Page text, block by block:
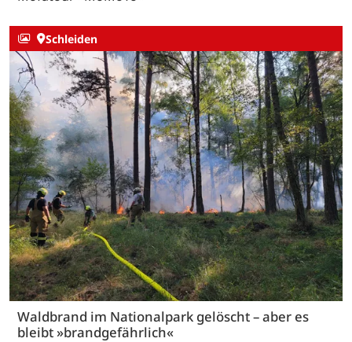
Schleiden
Waldbrand im Nationalpark gelöscht – aber es
bleibt »brandgefährlich«